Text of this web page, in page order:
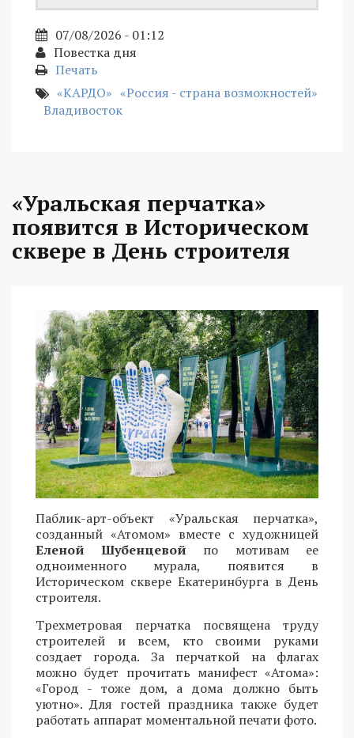
07/08/2026 - 01:12
Повестка дня
Печать
«КАРДО» «Россия - страна возможностей»
Владивосток
«Уральская перчатка»
появится в Историческом
сквере в День строителя
Паблик-арт-объект «Уральская перчатка»,
созданный «Атомом» вместе с художницей
Еленой Шубенцевой по мотивам ее
одноименного мурала, появится в
Историческом сквере Екатеринбурга в День
строителя.
Трехметровая перчатка посвящена труду
строителей и всем, кто своими руками
создает города. За перчаткой на флагах
можно будет прочитать манифест «Атома»:
«Город - тоже дом, а дома должно быть
уютно». Для гостей праздника также будет
работать аппарат моментальной печати фото.